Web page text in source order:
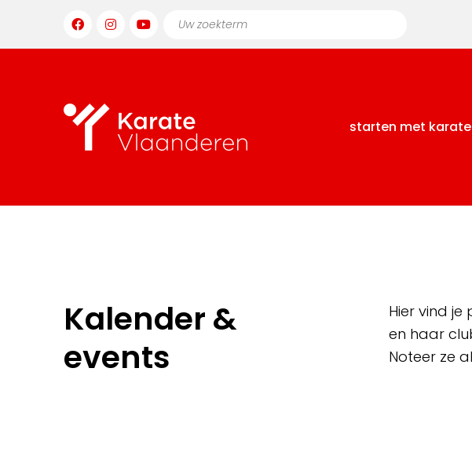
starten met karate
Kalender &
events
Hier vind
en haar
Noteer ze